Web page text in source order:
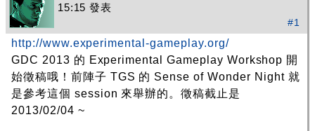
15:15 發表
#1
http://www.experimental-gameplay.org/
GDC 2013 的 Experimental Gameplay Workshop 開
始徵稿哦！前陣子 TGS 的 Sense of Wonder Night 就
是參考這個 session 來舉辦的。徵稿截止是
2013/02/04 ~